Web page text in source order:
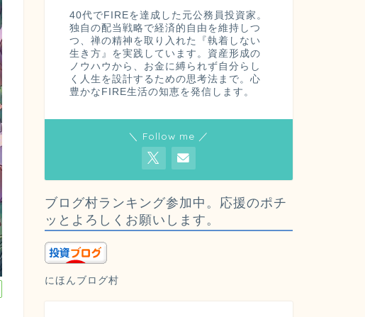
40代でFIREを達成した元公務員投資家。
独自の配当戦略で経済的自由を維持しつ
つ、禅の精神を取り入れた『執着しない
生き方』を実践しています。資産形成の
ノウハウから、お金に縛られず自分らし
く人生を設計するための思考法まで。心
豊かなFIRE生活の知恵を発信します。
＼ Follow me ／
ブログ村ランキング参加中。応援のポチ
ッとよろしくお願いします。
にほんブログ村